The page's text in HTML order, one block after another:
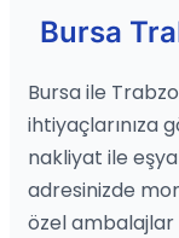
Bursa
Bursa ile
ihtiyaçlarınıza
nakliyat ile
adresinizde
özel ambalajlar